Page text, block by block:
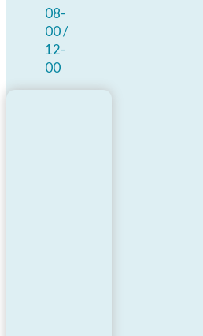
08-
00 /
12-
00